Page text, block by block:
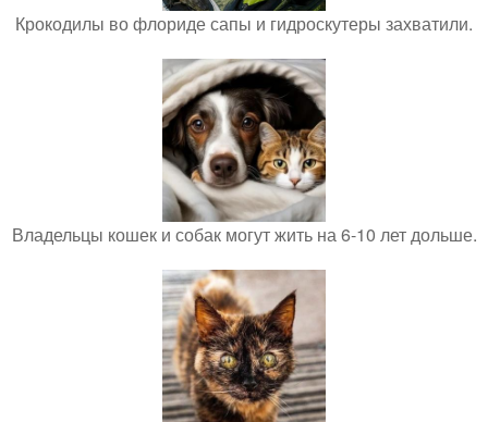
Крокодилы во флориде сапы и гидроскутеры захватили.
Владельцы кошек и собак могут жить на 6-10 лет дольше.